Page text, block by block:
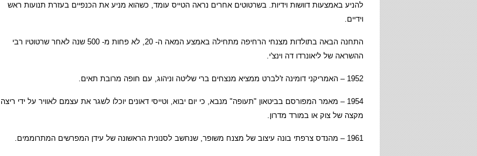
להניע באמצעות דוושות וידיות. בשרטוטים אחרים נראה הטייס עומד, כשהוא מניע את הכנפיים בעזרת תנועות ראש
וידיים.
התחנה הבאה בתולדות מצנחי הרחיפה מתחילה באמצע המאה ה- 20, לא פחות מ- 500 שנה לאחר שרטוטיו רבי
ההשראה של ליאונרדו דה וינצ'י.
1952 – האמריקני דומינה ז'לברט ממציא מנצחים ברי שליטה וניהוג, עם חופה מרובת תאים.
1954 – מאמר המפורסם בביטאון "תעופה" מנבא, כי יום יבוא, וטייסי דאונים יוכלו לשגר את עצמם לאוויר על ידי ריצה
מקצה של צוק או במורד מדרון.
1961 – מהנדס צרפתי בונה עיצוב של מצנח משופר, שנחשב לסנונית הראשונה של עידן המפרשים המתרוממים.